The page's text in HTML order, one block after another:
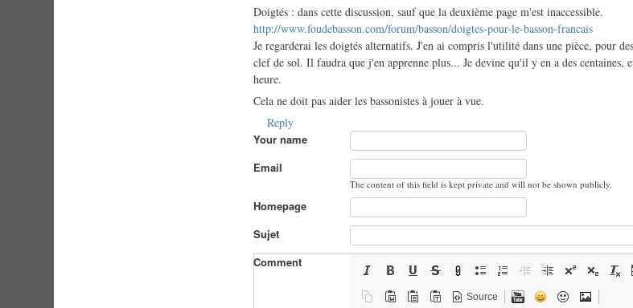
Doigtés : dans cette discussion, sauf que la deuxième page m'est inaccessible.
http://www.foudebasson.com/forum/basson/doigtes-pour-le-basson-francais
Je regarderai les doigtés alternatifs. J'en ai compris l'utilité dans une pièce, pour
clef de sol. Il faudra que j'en apprenne plus... Je devine qu'il y en a des centaines,
heure.
Cela ne doit pas aider les bassonistes à jouer à vue.
Reply
Your name
Email
The content of this field is kept private and will not be shown publicly.
Homepage
Sujet
Comment
Source